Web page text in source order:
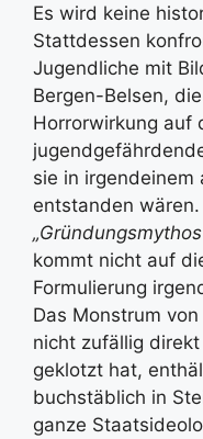
Es wird keine
Stattdessen
Jugendliche mit
Bergen-Belsen,
Horrorwirkung auf
sie in irgendeinem
entstanden
kommt nicht auf
Formulierung
Das Monstrum
nicht zufällig
geklotzt hat,
buchstäblich in
ganze